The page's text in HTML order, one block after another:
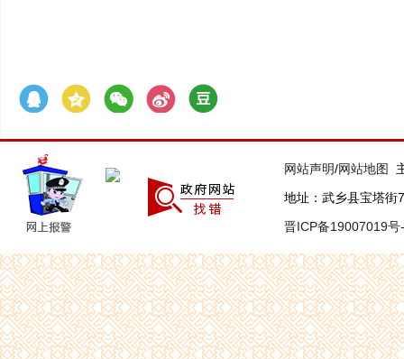
网站声明/网站地图
地址：武乡县宝塔
晋ICP备19007019号